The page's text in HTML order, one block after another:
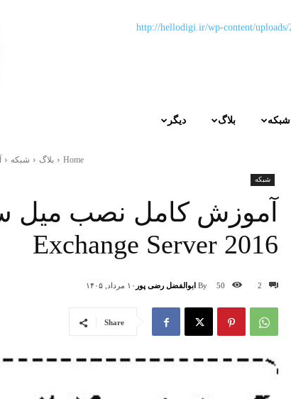
دیگر بلاگ شبکه
Home بلاگ شبکه
شبکه
Exchange Server 2016
By ابوالفضل رضی پور ۱۰ مرداد, ۱۴۰۵ 2
50
Share